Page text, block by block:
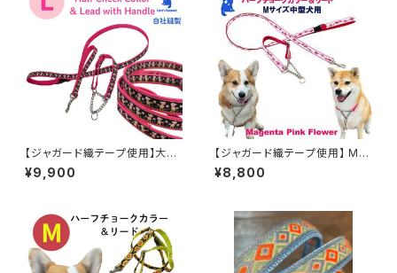
チョークのセット ハーフチョーク
カラー 日本製 オーダーメイド｜
ラリーズカンパニー
ズカンパニー
【ジャガード織テープ使用】大型
犬用 Lサイズのハーフチョーク
カラー【人形柄】 横幅2.5cm 首
ハーフチョークカラー 日本製 オ
ーダーメイド｜ラリーズカンパニ
ー
¥9,900
【ジャガード織テープ使用】 Mサ
イズ マゼンダフラワー 中型犬用
ハーフチョークカラーとリードの
ズカンパニー
¥8,800